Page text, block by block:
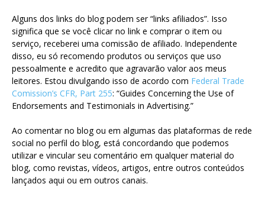
Alguns dos links do blog podem ser “links afiliados”. Isso
significa que se você clicar no link e comprar o item ou
serviço, receberei uma comissão de afiliado. Independente
disso, eu só recomendo produtos ou serviços que uso
pessoalmente e acredito que agravarão valor aos meus
leitores. Estou divulgando isso de acordo com Federal Trade
Comission’s CFR, Part 255: “Guides Concerning the Use of
Endorsements and Testimonials in Advertising.”
Ao comentar no blog ou em algumas das plataformas de rede
social no perfil do blog, está concordando que podemos
utilizar e vincular seu comentário em qualquer material do
blog, como revistas, vídeos, artigos, entre outros conteúdos
lançados aqui ou em outros canais.